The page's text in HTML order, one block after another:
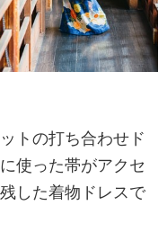
トの打ち合わせド
使った帯がアクセ
した着物ドレスで